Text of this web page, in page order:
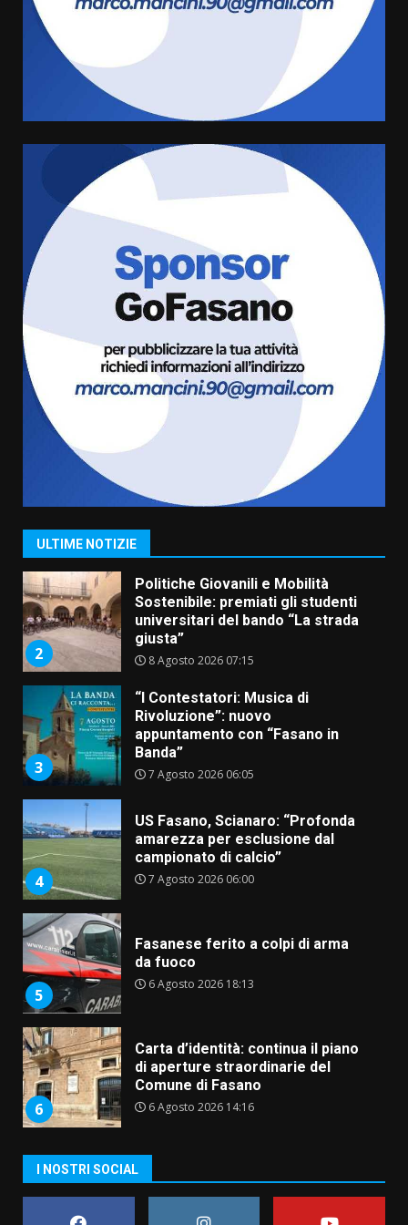
ULTIME NOTIZIE
US Fasano, Scianaro: “Profonda
amarezza per esclusione dal
campionato di calcio”
Fasanese ferito a colpi di arma
da fuoco
6 Agosto 2026 18:13
Carta d’identità: continua il piano
di aperture straordinarie del
Comune di Fasano
6 Agosto 2026 14:16
Grazia Neglia, coordinatrice
cittadina di Fratelli d’Italia,
pronta a tornare in Consiglio
comunale
6 Agosto 2026 08:00
1
Savelletri in festa, domani sera
grande spettacolo con Uccio De
2
Politiche Giovanili e Mobilità
Sostenibile: premiati gli studenti
universitari del bando “La strada
giusta”
8 Agosto 2026 07:15
3
“I Contestatori: Musica di
Rivoluzione”: nuovo
appuntamento con “Fasano in
Banda”
7 Agosto 2026 06:05
4
US Fasano, Scianaro: “Profonda
amarezza per esclusione dal
campionato di calcio”
7 Agosto 2026 06:00
5
Fasanese ferito a colpi di arma
da fuoco
6 Agosto 2026 18:13
6
Carta d’identità: continua il piano
di aperture straordinarie del
Comune di Fasano
6 Agosto 2026 14:16
Grazia Neglia, coordinatrice
cittadina di Fratelli d’Italia,
I NOSTRI SOCIAL